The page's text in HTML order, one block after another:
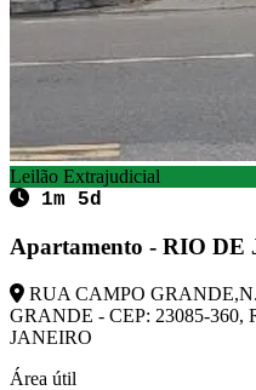
Leilão Extrajudicial
1m 5d
Apartamento - RIO DE
RUA CAMPO
GRANDE - CEP: 23085-
JANEIRO
Área útil